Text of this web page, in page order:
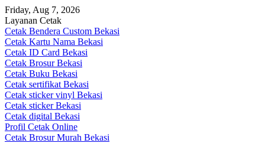
Skip
to
content
Friday, Aug 7, 2026
Layanan Cetak
Cetak Bendera Custom Bekasi
Cetak Kartu Nama Bekasi
Cetak ID Card Bekasi
Cetak Brosur Bekasi
Cetak Buku Bekasi
Cetak sertifikat Bekasi
Cetak sticker vinyl Bekasi
Cetak sticker Bekasi
Cetak digital Bekasi
Profil Cetak Online
Cetak Brosur Murah Bekasi